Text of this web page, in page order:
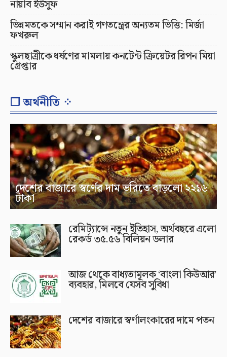
নায়াব ইউসুফ
ভিন্নমতকে সম্মান করাই গণতন্ত্রের অন্যতম ভিত্তি: মির্জা
ফখরুল
স্কুলছাত্রীকে ধর্ষণের মামলায় কনটেন্ট ক্রিয়েটর রিপন মিয়া
গ্রেপ্তার
❐ অর্থনীতি ⁘
দেশের বাজারে স্বর্ণের দাম ভরিতে বাড়লো ২২১৬
টাকা
রেমিট্যান্সে নতুন ইতিহাস, অর্থবছরে এলো
রেকর্ড ৩৫.৫৬ বিলিয়ন ডলার
আজ থেকে বাধ্যতামূলক ‘বাংলা কিউআর’
ব্যবহার, মিলবে যেসব সুবিধা
দেশের বাজারে স্বর্ণালংকারের দামে পতন